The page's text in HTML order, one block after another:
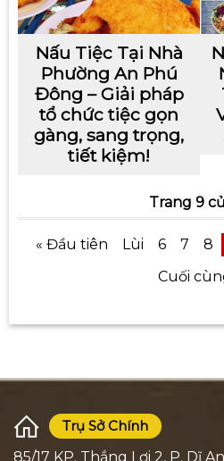
Nấu Tiệc Tại Nhà
Phường An Phú
Đông – Giải pháp
tổ chức tiệc gọn
gàng, sang trọng,
tiết kiệm!
Trang 9
« Đầu tiên Lùi 6 7 8
Cuối
Trụ Sở Chính
85/17 KP. Thắng Lợi 2, P. Dĩ